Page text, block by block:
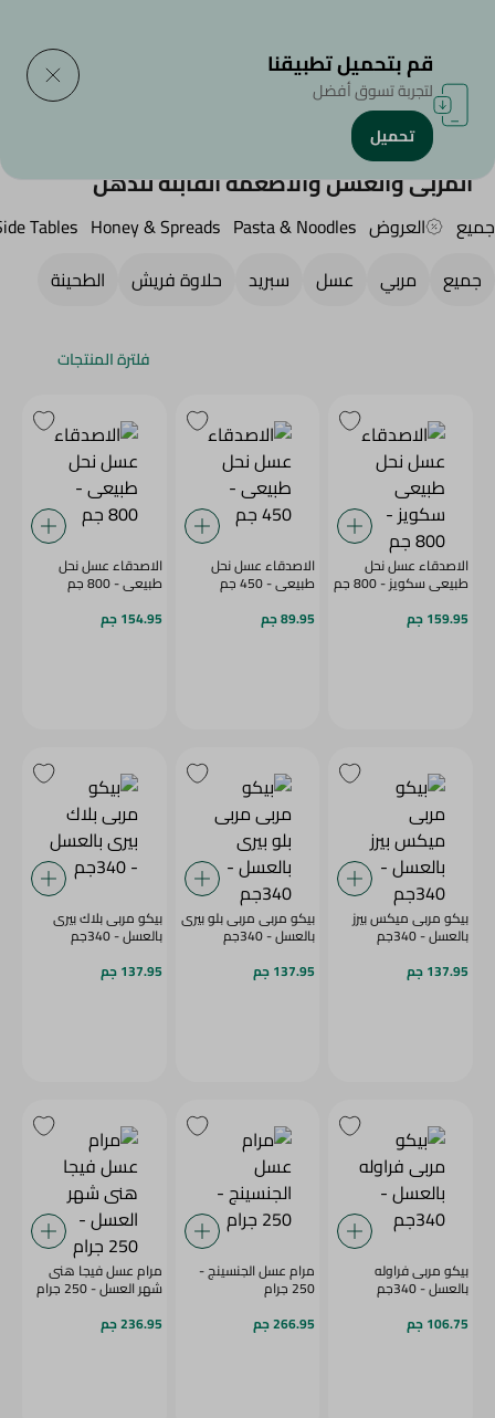
الرئيسية /منتجات البقالة
المربى والعسل والأطعمة القابلة للدهن
جميع العروض Pasta & Noodles
Honey & Spreads
Tables
جميع
مربي عسل سبريد حلاوة فريش الطحينة
فلترة المنتجات
الاصدقاء عسل نحل
طبيعى سكويز - 800 جم
159.95 جم
الاصدقاء عسل نحل
طبيعى - 450 جم
89.95 جم
الاصدقاء عسل نحل
طبيعى - 800 جم
154.95 جم
بيكو مربى ميكس بيرز
بالعسل - 340جم
137.95 جم
بيكو مربى مربى بلو بيرى
بالعسل - 340جم
137.95 جم
بيكو مربى بلاك بيرى
بالعسل - 340جم
137.95 جم
بيكو مربى فراوله
بالعسل - 340جم
106.75 جم
مرام عسل الجنسينج -
250 جرام
266.95 جم
مرام عسل فيجا هنى
شهر العسل - 250 جرام
236.95 جم
قم بتحميل تطبيقنا
لتجربة تسوق أفضل
تحميل